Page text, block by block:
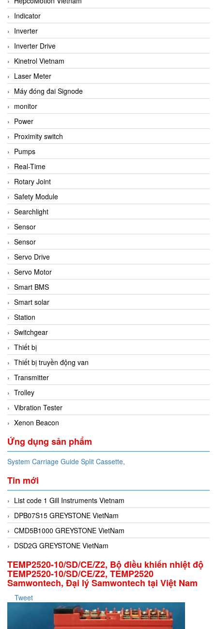
Indicator
Inverter
Inverter Drive
Kinetrol Vietnam
Laser Meter
Máy đóng đai Signode
monitor
Power
Proximity switch
Pumps
Real-Time
Rotary Joint
Safety Module
Searchlight
Sensor
Sensor
Servo Drive
Servo Motor
Smart BMS
Smart solar
Station
Switchgear
Thiết bị
Thiết bị truyền động van
Transmitter
Trolley
Vibration Tester
Xenon Beacon
Ứng dụng sản phẩm
System Carriage Guide Split Cassette,
Tin mới
List code 1 Gill Instruments Vietnam
DPB07S15 GREYSTONE VietNam
CMD5B1000 GREYSTONE VietNam
DSD2G GREYSTONE VietNam
TEMP2520-10/SD/CE/Z2, Bộ điều khiển nhiệt độ
TEMP2520-10/SD/CE/Z2, TEMP2520
Samwontech, Đại lý Samwontech tại Việt Nam
Tweet